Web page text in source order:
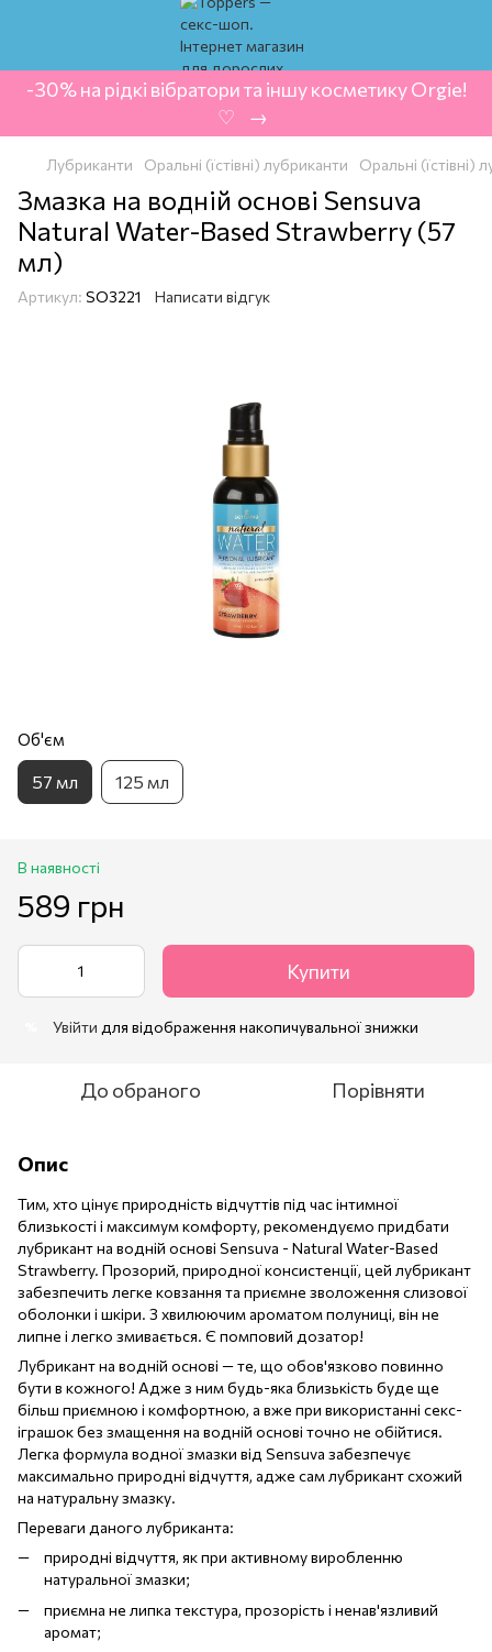
-30% на рідкі вібратори та іншу косметику Orgie!
‍ ♡ ‍ → ‍
Лубриканти Оральні (їстівні) лубриканти Оральні
Змазка на водній основі Sensuva
Natural Water-Based Strawberry (57
мл)
Артикул: SO3221 Написати відгук
Об'єм
57 мл 125 мл
В наявності
589 грн
Купити
Увійти для відображення накопичувальної знижки
До обраного Порівняти
Опис
Тим, хто цінує природність відчуттів під час інтимної
близькості і максимум комфорту, рекомендуємо придбати
лубрикант на водній основі Sensuva - Natural Water-Based
Strawberry. Прозорий, природної консистенції, цей лубрикант
забезпечить легке ковзання та приємне зволоження слизової
оболонки і шкіри. З хвилюючим ароматом полуниці, він не
липне і легко змивається. Є помповий дозатор!
Лубрикант на водній основі — те, що обов'язково повинно
бути в кожного! Адже з ним будь-яка близькість буде ще
більш приємною і комфортною, а вже при використанні секс-
іграшок без змащення на водній основі точно не обійтися.
Легка формула водної змазки від Sensuva забезпечує
максимально природні відчуття, адже сам лубрикант схожий
на натуральну змазку.
Переваги даного лубриканта:
природні відчуття, як при активному виробленню
натуральної змазки;
приємна не липка текстура, прозорість і ненав'язливий
аромат;